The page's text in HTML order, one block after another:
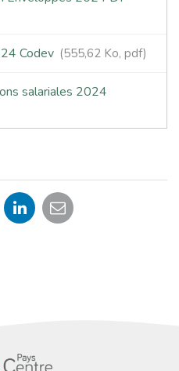
Codev 555,62 Ko, pdf
salariales 2024
PartagerPartager